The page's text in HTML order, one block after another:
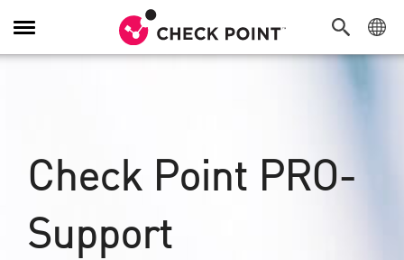
Navigation
umschalten
Check Point PRO-
Support